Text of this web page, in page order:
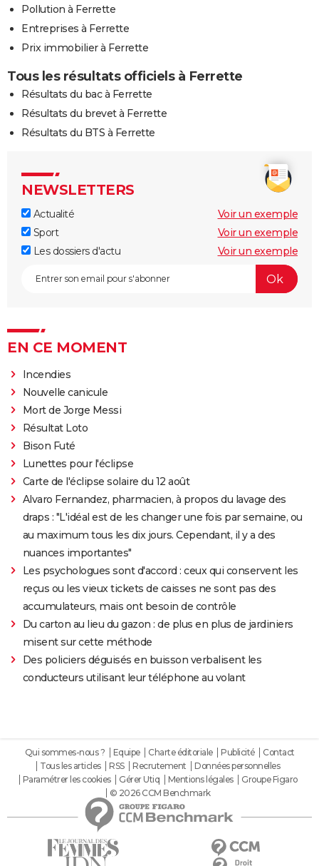
Pollution à Ferrette
Entreprises à Ferrette
Prix immobilier à Ferrette
Tous les résultats officiels à Ferrette
Résultats du bac à Ferrette
Résultats du brevet à Ferrette
Résultats du BTS à Ferrette
NEWSLETTERS
Actualité
Voir un exemple
Sport
Voir un exemple
Les dossiers d'actu
Voir un exemple
EN CE MOMENT
Incendies
Nouvelle canicule
Mort de Jorge Messi
Résultat Loto
Bison Futé
Lunettes pour l'éclipse
Carte de l'éclipse solaire du 12 août
Alvaro Fernandez, pharmacien, à propos du lavage des
draps : "L'idéal est de les changer une fois par semaine, ou
au maximum tous les dix jours. Cependant, il y a des
nuances importantes"
Les psychologues sont d'accord : ceux qui conservent les
reçus ou les vieux tickets de caisses ne sont pas des
accumulateurs, mais ont besoin de contrôle
Du carton au lieu du gazon : de plus en plus de jardiniers
misent sur cette méthode
Des policiers déguisés en buisson verbalisent les
conducteurs utilisant leur téléphone au volant
Qui sommes-nous ? Equipe Charte éditoriale Publicité
Contact
Tous les articles
RSS Recrutement
Données personnelles
Paramétrer les cookies
Gérer Utiq Mentions légales
Groupe Figaro
© 2026 CCM Benchmark